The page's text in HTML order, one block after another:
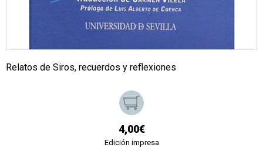
Relatos de Siros, recuerdos y reflexiones
4,00€
Edición impresa